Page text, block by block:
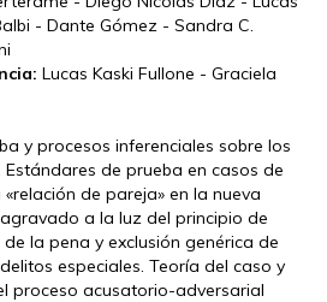
- Dante Gómez - Sandra C.
Lucas Kaski Fullone - Graciela
y procesos inferenciales sobre los
Estándares de prueba en casos de
de pareja» en la nueva
a la luz del principio de
la pena y exclusión genérica de
especiales. Teoría del caso y
proceso acusatorio-adversarial